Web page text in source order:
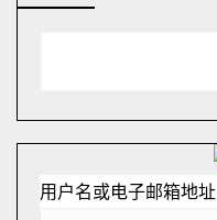
用户名或电子邮箱地址